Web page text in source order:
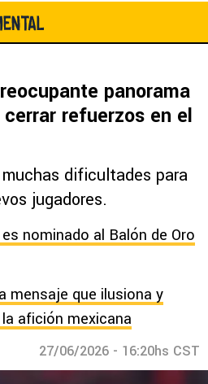
panorama
refuerzos en el
dificultades para
jugadores.
nominado al Balón de Oro
mensaje que ilusiona y
afición mexicana
27/06/2026 - 16:20hs CST